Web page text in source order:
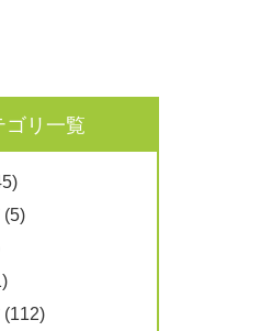
ゴリ一覧
(5)
(112)